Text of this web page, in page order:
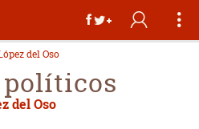
del Oso
políticos
del Oso